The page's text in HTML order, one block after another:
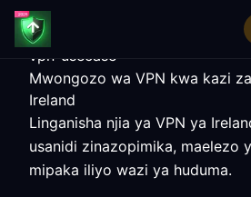
vpn-usecase
Mwongozo wa VPN kwa kazi
Ireland
Linganisha njia ya VPN ya
usanidi zinazopimika, maelezo
mipaka iliyo wazi ya huduma.